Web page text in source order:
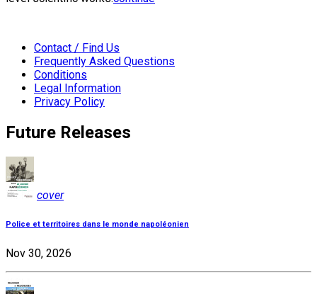
Contact / Find Us
Frequently Asked Questions
Conditions
Legal Information
Privacy Policy
Future Releases
cover
Police et territoires dans le monde napoléonien
Nov 30, 2026